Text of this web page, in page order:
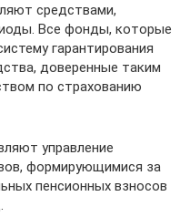
средствами,
Все фонды, которые
гарантирования
доверенные таким
по страхованию
управление
формирующимися за
пенсионных взносов